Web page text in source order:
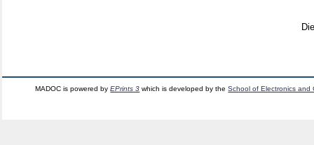
MADOC is powered byEPrints 3 which is developed by theSchool of Electronics and